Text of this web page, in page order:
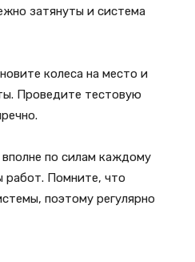
затянуты и система
колеса на место и
Проведите тестовую
по силам каждому
работ. Помните, что
поэтому регулярно